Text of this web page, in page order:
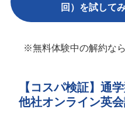
回）を試して
※無料体験中の解約な
【コスパ検証】通
他社オンライン英